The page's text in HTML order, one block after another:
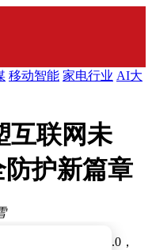
移动智能 家电行业 AI大
互联网未
护新篇章
新的概念——Web3.0，